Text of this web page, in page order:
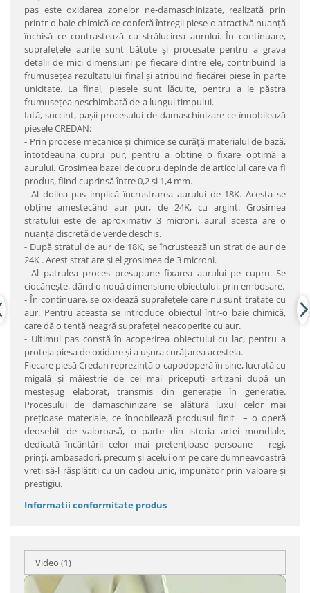
pas este oxidarea zonelor ne-damaschinizate, realizată prin
printr-o baie chimică ce conferă întregii piese o atractivă nuanţă
închisă ce contrastează cu strălucirea aurului. În continuare,
suprafeţele aurite sunt bătute şi procesate pentru a grava
detalii de mici dimensiuni pe fiecare dintre ele, contribuind la
frumuseţea rezultatului final şi atribuind fiecărei piese în parte
unicitate. La final, piesele sunt lăcuite, pentru a le păstra
frumuseţea neschimbată de-a lungul timpului.
Iată, succint, paşii procesului de damaschinizare ce înnobilează
piesele CREDAN:
- Prin procese mecanice şi chimice se curăţă materialul de bază,
întotdeauna cupru pur, pentru a obţine o fixare optimă a
aurului. Grosimea bazei de cupru depinde de articolul care va fi
produs, fiind cuprinsă între 0,2 şi 1,4 mm.
- Al doilea pas implică încrustrarea aurului de 18K. Acesta se
obţine amestecând aur pur, de 24K, cu argint. Grosimea
stratului este de aproximativ 3 microni, aurul acesta are o
nuanţă discretă de verde deschis.
- După stratul de aur de 18K, se încrustează un strat de aur de
24K . Acest strat are şi el grosimea de 3 microni.
- Al patrulea proces presupune fixarea aurului pe cupru. Se
ciocăneşte, dând o nouă dimensiune obiectului, prin embosare.
- În continuare, se oxidează suprafeţele care nu sunt tratate cu
aur. Pentru aceasta se introduce obiectul într-o baie chimică,
care dă o tentă neagră suprafeţei neacoperite cu aur.
- Ultimul pas constă în acoperirea obiectului cu lac, pentru a
proteja piesa de oxidare şi a uşura curăţarea acesteia.
Fiecare piesă Credan reprezintă o capodoperă în sine, lucrată cu
migală şi măiestrie de cei mai pricepuţi artizani după un
meşteşug elaborat, transmis din generaţie în generaţie.
Procesului de damaschinizare se alătură luxul celor mai
preţioase materiale, ce înnobilează produsul finit – o operă
deosebit de valoroasă, o parte din istoria artei mondiale,
dedicată încântării celor mai pretenţioase persoane – regi,
prinţi, ambasadori, precum şi acelui om pe care dumneavoastră
vreţi să-l răsplătiţi cu un cadou unic, impunător prin valoare şi
prestigiu.
Informatii conformitate produs
Video (1)